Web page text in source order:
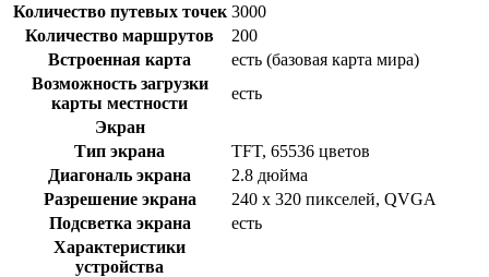
Количество путевых точек 3000
Количество маршрутов
200
Встроенная карта
есть (базовая карта мира)
Возможность загрузки
карты местности
есть
Экран
Тип экрана
TFT, 65536 цветов
Диагональ экрана
2.8 дюйма
Разрешение экрана
240 х 320 пикселей, QVGA
Подсветка экрана
есть
Характеристики
устройства